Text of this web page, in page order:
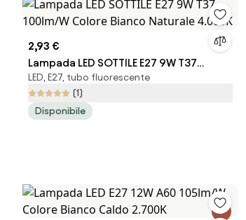
2,93 €
Lampada LED SOTTILE E27 9W T37
100lm/W Colore Bianco Naturale
4.000K
LED, E27, tubo fluorescente
(1)
Disponibile